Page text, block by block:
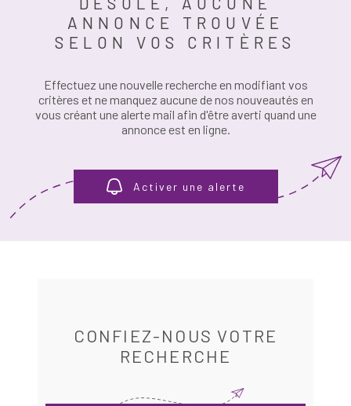
ESTIMATION
ALERTE E-
AVIS CLIENT
ANNONCE TROUVÉE
SELON VOS CRITÈRES
Effectuez une nouvelle recherche en modifiant vos
critères et ne manquez aucune de nos nouveautés en
vous créant une alerte mail afin d'être averti quand une
annonce est en ligne.
Activer une alerte
CONFIEZ-NOUS VOTRE
RECHERCHE
RÉFÉRENCE
PLUS DE CRITÈRES
RECHERCHER